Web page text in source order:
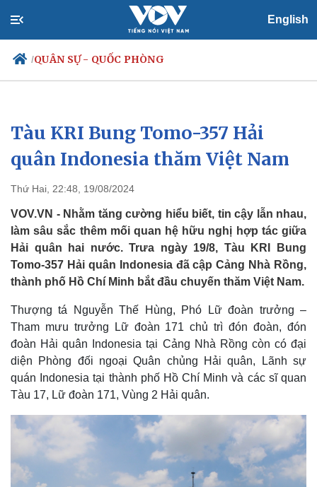
English
/QUÂN SỰ - QUỐC PHÒNG
Chính trị
Đảng
Tổ chức nhân sự
Nhận diện sự thật
Xã hội
Tin 24h
Dự báo thời tiết
Việc làm
Biển đảo
Tàu KRI Bung Tomo-357 Hải
quân Indonesia thăm Việt Nam
Thứ Hai, 22:48, 19/08/2024
VOV.VN - Nhằm tăng cường hiểu biết, tin cậy lẫn nhau,
làm sâu sắc thêm mối quan hệ hữu nghị hợp tác giữa
Hải quân hai nước. Trưa ngày 19/8, Tàu KRI Bung
Tomo-357 Hải quân Indonesia đã cập Cảng Nhà Rồng,
thành phố Hồ Chí Minh bắt đầu chuyến thăm Việt Nam.
Thượng tá Nguyễn Thế Hùng, Phó Lữ đoàn trưởng –
Tham mưu trưởng Lữ đoàn 171 chủ trì đón đoàn, đón
đoàn Hải quân Indonesia tại Cảng Nhà Rồng còn có đại
diện Phòng đối ngoại Quân chủng Hải quân, Lãnh sự
quán Indonesia tại thành phố Hồ Chí Minh và các sĩ quan
Tàu 17, Lữ đoàn 171, Vùng 2 Hải quân.